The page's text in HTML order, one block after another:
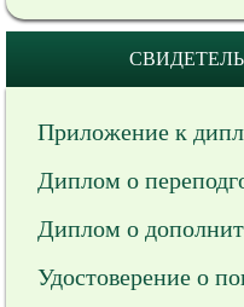
Приложение к
Диплом о
Диплом о
Удостоверение о